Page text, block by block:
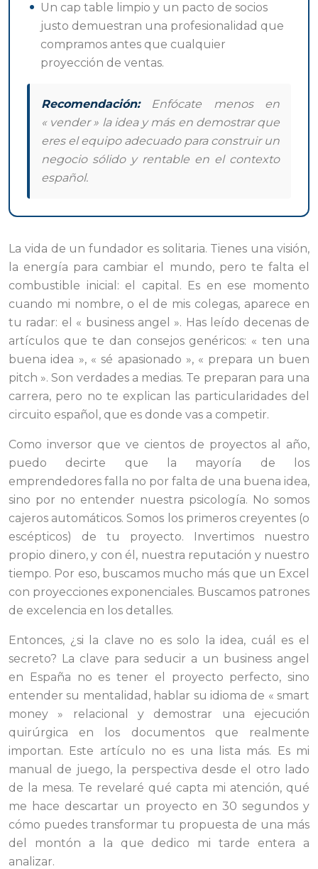
Un cap table limpio y un pacto de socios
justo demuestran una profesionalidad que
compramos antes que cualquier
proyección de ventas.
Recomendación:Enfócate menos en
« vender » la idea y más en demostrar que
eres el equipo adecuado para construir un
negocio sólido y rentable en el contexto
español.
La vida de un fundador es solitaria. Tienes una visión,
la energía para cambiar el mundo, pero te falta el
combustible inicial: el capital. Es en ese momento
cuando mi nombre, o el de mis colegas, aparece en
tu radar: el « business angel ». Has leído decenas de
artículos que te dan consejos genéricos: « ten una
buena idea », « sé apasionado », « prepara un buen
pitch ». Son verdades a medias. Te preparan para una
carrera, pero no te explican las particularidades del
circuito español, que es donde vas a competir.
Como inversor que ve cientos de proyectos al año,
puedo decirte que la mayoría de los
emprendedores falla no por falta de una buena idea,
sino por no entender nuestra psicología. No somos
cajeros automáticos. Somos los primeros creyentes (o
escépticos) de tu proyecto. Invertimos nuestro
propio dinero, y con él, nuestra reputación y nuestro
tiempo. Por eso, buscamos mucho más que un Excel
con proyecciones exponenciales. Buscamos patrones
de excelencia en los detalles.
Entonces, ¿si la clave no es solo la idea, cuál es el
secreto? La clave para seducir a un business angel
en España no es tener el proyecto perfecto, sino
entender su mentalidad, hablar su idioma de « smart
money » relacional y demostrar una ejecución
quirúrgica en los documentos que realmente
importan. Este artículo no es una lista más. Es mi
manual de juego, la perspectiva desde el otro lado
de la mesa. Te revelaré qué capta mi atención, qué
me hace descartar un proyecto en 30 segundos y
cómo puedes transformar tu propuesta de una más
del montón a la que dedico mi tarde entera a
analizar.